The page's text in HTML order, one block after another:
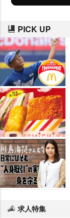
PICK UP
求人特集